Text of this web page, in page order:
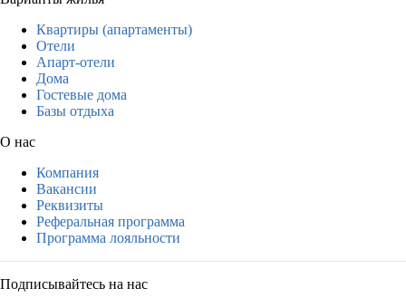
Квартиры (апартаменты)
Отели
Апарт-отели
Дома
Гостевые дома
Базы отдыха
О нас
Компания
Вакансии
Реквизиты
Реферальная программа
Программа лояльности
Подписывайтесь на нас